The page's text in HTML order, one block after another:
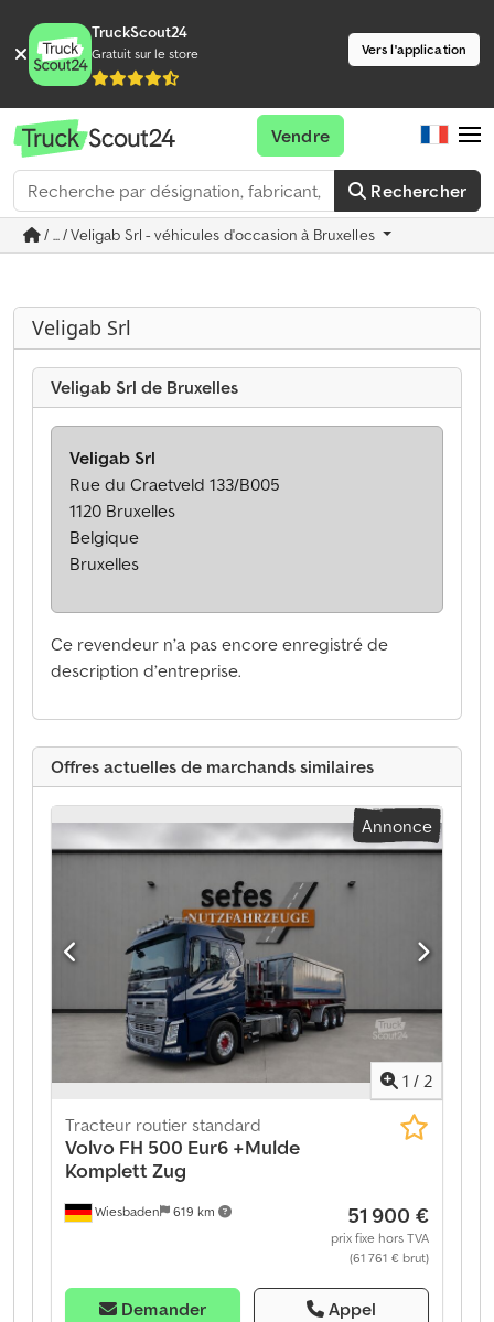
TruckScout24
Gratuit sur le store Vers l'application
Rechercher
Vendre
/ ... / Veligab Srl - véhicules d'occasion à Bruxelles
Veligab Srl
Veligab Srl de Bruxelles
Ce revendeur n’a pas encore enregistré de
description d’entreprise.
Veligab Srl
Rue du Craetveld 133/B005
1120 Bruxelles
Belgique
Bruxelles
Offres actuelles de marchands similaires
Annonce
1 / 2
Wiesbaden 619 km
Tracteur routier standard
Volvo FH 500 Eur6 +Mulde
Komplett Zug
51 900 €
prix fixe hors TVA
(61 761 € brut)
Demander Appel